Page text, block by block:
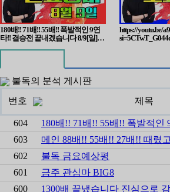
180배!! 71배!! 55배!! 폭발적인 9연
타!! 결승전 끝내겠습니다 8/9[일]일
https://youtu.be/
불독의 분석 게시판
번호
제목
604
180배!! 71배!! 55배!! 폭발적인
603
메인 88배!! 55배!! 27배!! 때렸
602
불독 금요예상평
601
금주 관심마 BIG8
600
1300배 끝냈습니다 진심으로